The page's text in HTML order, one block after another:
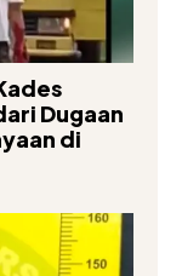
Dugaan
di